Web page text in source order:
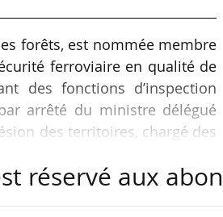
forêts, est nommée membre
ferroviaire en qualité de
des fonctions d’inspection
arrêté du ministre délégué
des territoires, chargé des
News Tank le 29/11/2023.
réservé aux